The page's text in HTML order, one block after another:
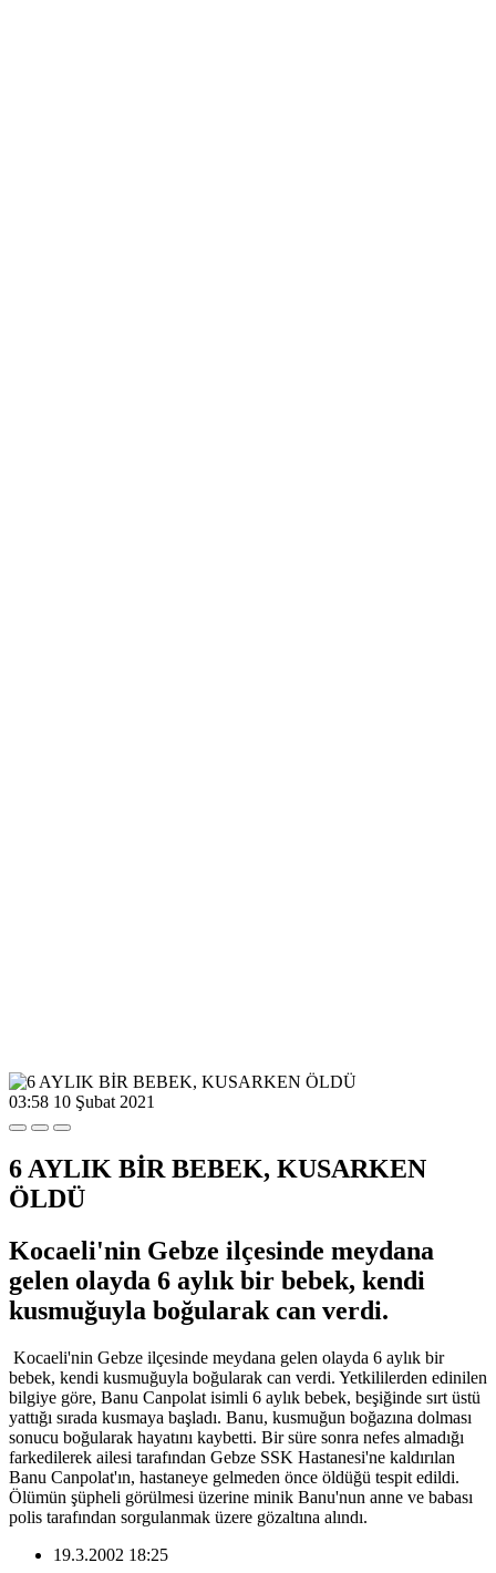
03:58 10 Şubat 2021
6 AYLIK BİR BEBEK, KUSARKEN
ÖLDÜ
Kocaeli'nin Gebze ilçesinde meydana
gelen olayda 6 aylık bir bebek, kendi
kusmuğuyla boğularak can verdi.
Kocaeli'nin Gebze ilçesinde meydana gelen olayda 6 aylık bir
bebek, kendi kusmuğuyla boğularak can verdi. Yetkililerden edinilen
bilgiye göre, Banu Canpolat isimli 6 aylık bebek, beşiğinde sırt üstü
yattığı sırada kusmaya başladı. Banu, kusmuğun boğazına dolması
sonucu boğularak hayatını kaybetti. Bir süre sonra nefes almadığı
farkedilerek ailesi tarafından Gebze SSK Hastanesi'ne kaldırılan
Banu Canpolat'ın, hastaneye gelmeden önce öldüğü tespit edildi.
Ölümün şüpheli görülmesi üzerine minik Banu'nun anne ve babası
polis tarafından sorgulanmak üzere gözaltına alındı.
19.3.2002 18:25